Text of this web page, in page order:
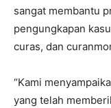
sangat membantu
pengungkapan
curas, dan
“Kami
yang telah